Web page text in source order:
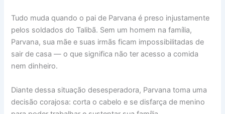
Tudo muda quando o pai de Parvana é preso injustamente
pelos soldados do Talibã. Sem um homem na família,
Parvana, sua mãe e suas irmãs ficam impossibilitadas de
sair de casa — o que significa não ter acesso a comida
nem dinheiro.
Diante dessa situação desesperadora, Parvana toma uma
decisão corajosa: corta o cabelo e se disfarça de menino